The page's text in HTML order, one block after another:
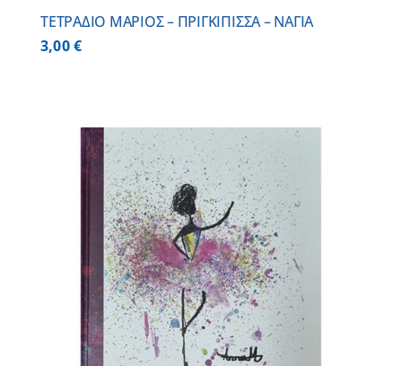
ΤΕΤΡΑΔΙΟ ΜΑΡΙΟΣ – ΠΡΙΓΚΙΠΙΣΣΑ – ΝΑΓΙΑ
3,00€